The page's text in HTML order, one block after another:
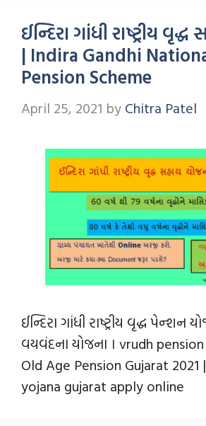
ઈન્દિરા ગાંધી રાષ્ટ્રીય
| Indira Gandhi
Pension Scheme
April 25, 2021 by Chitra Patel
ઈન્દિરા ગાંધી રાષ્ટ્રીય વૃદ્ધ પેન્શન
વયવંદના યોજના । vrudh
Old Age Pension Gujarat
yojana gujarat apply online